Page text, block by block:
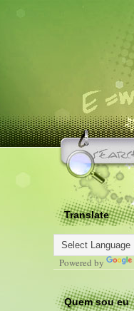
Translate
Powered by
Quem sou eu